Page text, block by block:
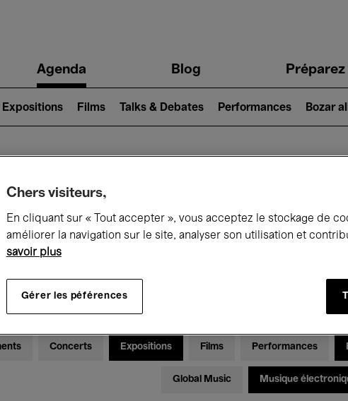
navigationAgenda Blog
Expositions Films Talks & Debates Performances Bozar
Ce qui se passe
Concerts Expositions Films Performances
Global Music Musique
Chers visiteurs,
En cliquant sur « Tout accepter », vous acceptez le stockage de
améliorer la navigation sur le site, analyser son utilisation et
savoir plus
Gérer les péférences